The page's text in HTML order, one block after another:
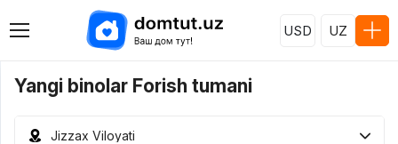
USD UZ
Yangi binolar Forish tumani
Jizzax Viloyati